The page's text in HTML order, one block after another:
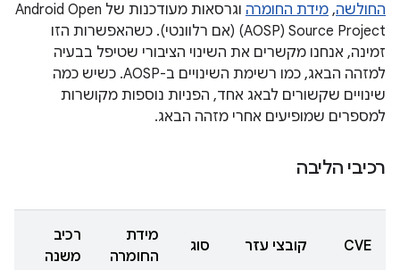
החולשה, מידת החומרה
וגרסאות מעודכנות של Android Open
Source Project‏ (AOSP) (אם רלוונטי). כשהאפשרות הזו
זמינה, אנחנו מקשרים את השינוי הציבורי שטיפל בבעיה
למזהה הבאג, כמו רשימת השינויים ב-AOSP. כשיש כמה
שינויים שקשורים לבאג אחד, הפניות נוספות מקושרות
למספרים שמופיעים אחרי מזהה הבאג.
רכיבי הליבה
CVE קובצי עזר סוג
מידת
החומרה
רכיב
משנה